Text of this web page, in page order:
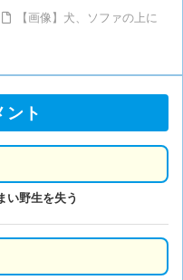
【画像】犬、ソファの上に
ント
い野生を失う